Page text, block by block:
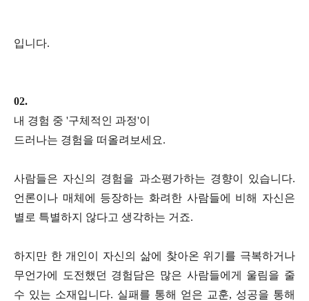
입니다.
02.
내 경험 중 '구체적인 과정'이
드러나는 경험을 떠올려보세요.
사람들은 자신의 경험을 과소평가하는 경향이 있습니다.
언론이나 매체에 등장하는 화려한 사람들에 비해 자신은
별로 특별하지 않다고 생각하는 거죠.
하지만 한 개인이 자신의 삶에 찾아온 위기를 극복하거나
무언가에 도전했던 경험담은 많은 사람들에게 울림을 줄
수 있는 소재입니다. 실패를 통해 얻은 교훈, 성공을 통해